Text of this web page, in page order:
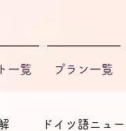
ドイツ語ニュ
一覧 プラン一覧